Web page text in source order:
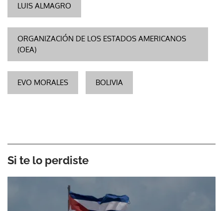
LUIS ALMAGRO
ORGANIZACIÓN DE LOS ESTADOS AMERICANOS
(OEA)
EVO MORALES BOLIVIA
Si te lo perdiste